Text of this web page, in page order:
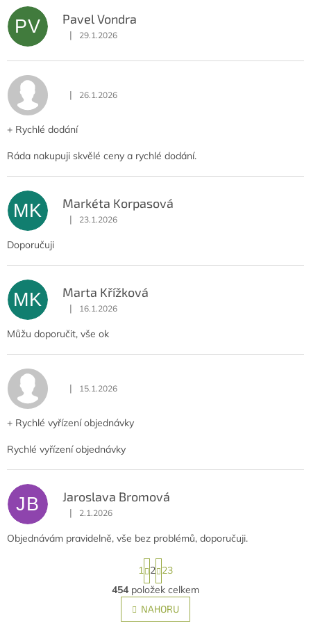
PV Pavel Vondra
Hodnocení obchodu je 5 z 5 hvězdiček.
| 29.1.2026
Hodnocení obchodu je 5 z 5 hvězdiček.
| 26.1.2026
+ Rychlé dodání
Ráda nakupuji skvělé ceny a rychlé dodání.
MK Markéta Korpasová
Hodnocení obchodu je 5 z 5 hvězdiček.
| 23.1.2026
Doporučuji
MK Marta Křížková
Hodnocení obchodu je 5 z 5 hvězdiček.
| 16.1.2026
Můžu doporučit, vše ok
Hodnocení obchodu je 5 z 5 hvězdiček.
| 15.1.2026
+ Rychlé vyřízení objednávky
Rychlé vyřízení objednávky
JB Jaroslava Bromová
Hodnocení obchodu je 5 z 5 hvězdiček.
| 2.1.2026
Objednávám pravidelně, vše bez problémů, doporučuji.
O
v
l
S
t
r
á
n
k
1 2 23
454položek celkem
NAHORU